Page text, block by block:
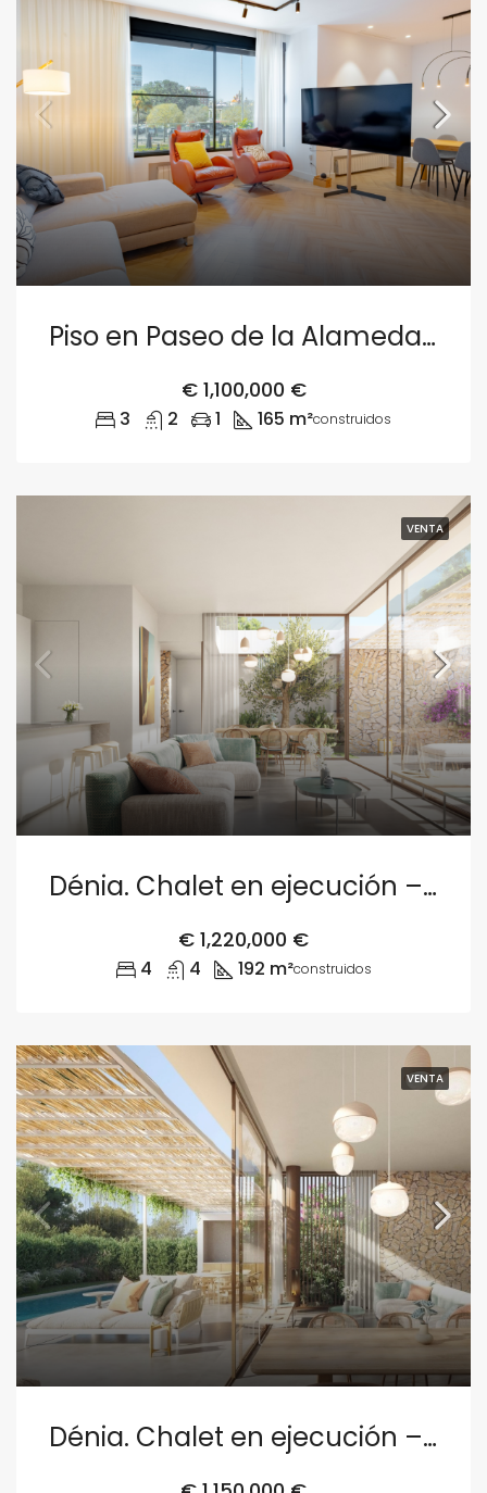
Piso en Paseo de la Alameda 13, Valencia
€1,100,000 €
3 2 1 165 m²construidos
VENTA
Dénia. Chalet en ejecución – Parcela 4
€ 1,220,000 €
4 4 192 m²construidos
VENTA
Dénia. Chalet en ejecución – Parcela 3